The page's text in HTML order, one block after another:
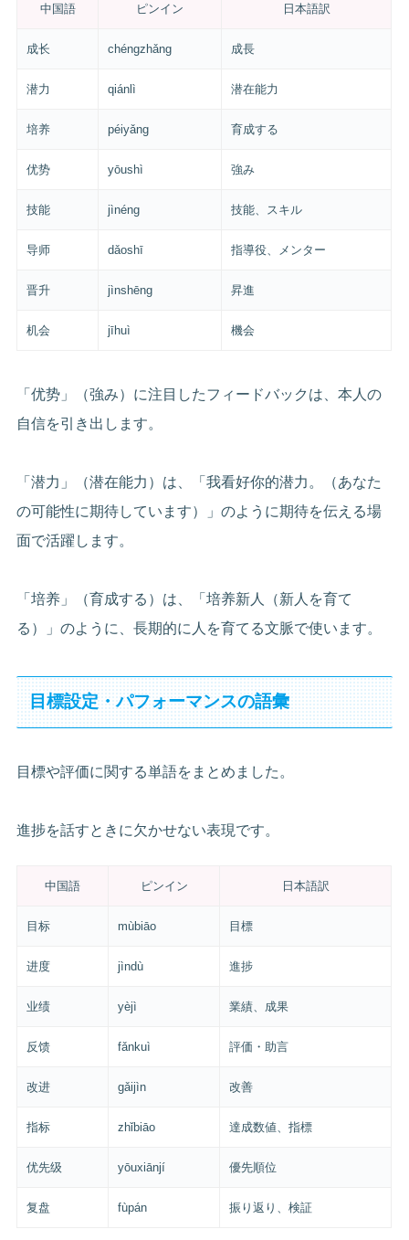
中国語 ピンイン 日本語訳
成长 chéngzhǎng 成長
潜力 qiánlì 潜在能力
培养 péiyǎng 育成する
优势 yōushì 強み
技能 jìnéng 技能、スキル
导师 dǎoshī 指導役、メンター
晋升 jìnshēng 昇進
机会 jīhuì 機会
「优势」（強み）に注目したフィードバックは、本人の
自信を引き出します。
「潜力」（潜在能力）は、「我看好你的潜力。（あなた
の可能性に期待しています）」のように期待を伝える場
面で活躍します。
「培养」（育成する）は、「培养新人（新人を育て
る）」のように、長期的に人を育てる文脈で使います。
目標設定・パフォーマンスの語彙
目標や評価に関する単語をまとめました。
進捗を話すときに欠かせない表現です。
中国語 ピンイン 日本語訳
目标 mùbiāo 目標
进度 jìndù 進捗
业绩 yèjì 業績、成果
反馈 fǎnkuì 評価・助言
改进 gǎijìn 改善
指标 zhǐbiāo 達成数値、指標
优先级 yōuxiānjí 優先順位
复盘 fùpán 振り返り、検証